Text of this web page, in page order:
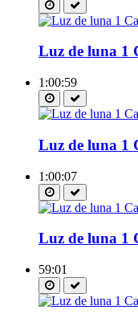
Luz de luna 1
1:00:59
Luz de luna 1
1:00:07
Luz de luna 1
59:01